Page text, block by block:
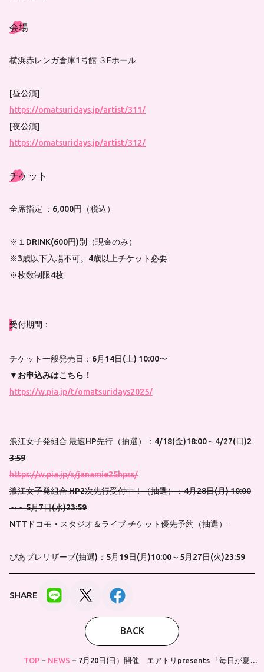
会場
横浜赤レンガ倉庫1号館 ３Fホール
[昼公演]
https://omatsuridays.jp/artist/311/
[夜公演]
https://omatsuridays.jp/artist/312/
チケット
全席指定 ：6,000円（税込）
※１DRINK(600円)別（現金のみ）
※3歳以下入場不可。4歳以上チケット必要
※枚数制限4枚
受付期間：
チケット一般発売日：6月14日(土) 10:00〜
▼お申込みはこちら！
https://w.pia.jp/t/omatsuridays2025/
浪江女子発組合 最速HP先行（抽選）：4/18(金)18:00～4/27(日)2
3:59
https://w.pia.jp/s/janamie25hpss/
浪江女子発組合 HP2次先行受付中！（抽選）：4月28日(月) 10:00
～～5月7日(水)23:59
NTTドコモ・スタジオ＆ライブ チケット優先予約（抽選）
ぴあプレリザーブ(抽選)：5月19日(月)10:00～5月27日(火)23:59
SHARE
BACK
TOP NEWS
7月20日(日）開催 エアトリpresents 「毎日が夏祭